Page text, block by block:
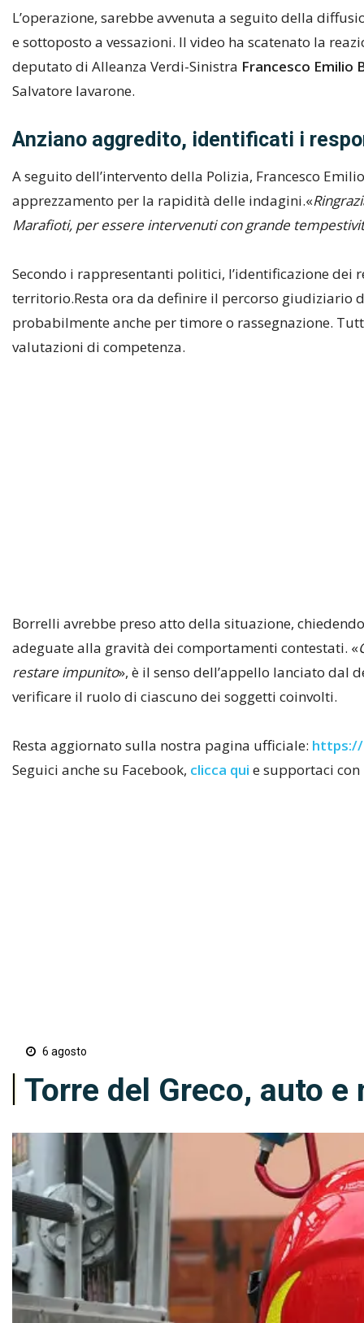
L’operazione, sarebbe avvenuta a seguito della
e sottoposto a vessazioni. Il video ha scatenato la
deputato di Alleanza Verdi-Sinistra Francesco Emilio
Salvatore Iavarone.
Anziano aggredito, identificati i
A seguito dell’intervento della Polizia, Francesco
apprezzamento per la rapidità delle indagini.«
Marafioti, per essere intervenuti con grande
Secondo i rappresentanti politici, l’identificazione
territorio.Resta ora da definire il percorso giudiziario
probabilmente anche per timore o rassegnazione.
valutazioni di competenza.
Borrelli avrebbe preso atto della situazione,
adeguate alla gravità dei comportamenti contestati. «
restare impunito», è il senso dell’appello lanciato
verificare il ruolo di ciascuno dei soggetti coinvolti.
Resta aggiornato sulla nostra pagina ufficiale:
Seguici anche su Facebook, clicca qui e supportaci con
6 agosto
Torre del Greco, auto